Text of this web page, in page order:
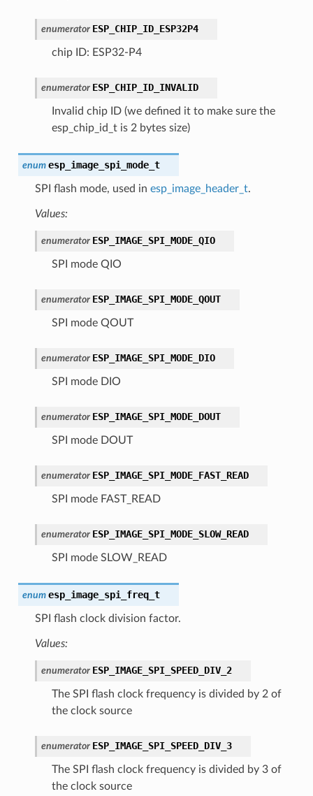
enumerator ESP_CHIP_ID_ESP32P4
chip ID: ESP32-P4
enumerator ESP_CHIP_ID_INVALID
Invalid chip ID (we defined it to make sure the
esp_chip_id_t is 2 bytes size)
enum esp_image_spi_mode_t
SPI flash mode, used in esp_image_header_t.
Values:
enumerator ESP_IMAGE_SPI_MODE_QIO
SPI mode QIO
enumerator ESP_IMAGE_SPI_MODE_QOUT
SPI mode QOUT
enumerator ESP_IMAGE_SPI_MODE_DIO
SPI mode DIO
enumerator ESP_IMAGE_SPI_MODE_DOUT
SPI mode DOUT
enumerator ESP_IMAGE_SPI_MODE_FAST_READ
SPI mode FAST_READ
enumerator ESP_IMAGE_SPI_MODE_SLOW_READ
SPI mode SLOW_READ
enum esp_image_spi_freq_t
SPI flash clock division factor.
Values:
enumerator ESP_IMAGE_SPI_SPEED_DIV_2
The SPI flash clock frequency is divided by 2 of
the clock source
enumerator ESP_IMAGE_SPI_SPEED_DIV_3
The SPI flash clock frequency is divided by 3 of
the clock source